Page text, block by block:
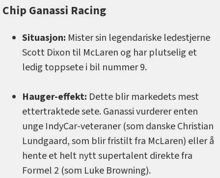
Chip Ganassi Racing
Situasjon: Mister sin legendariske ledestjerne
Scott Dixon til McLaren og har plutselig et
ledig toppsete i bil nummer 9.
Hauger-effekt: Dette blir markedets mest
ettertraktede sete. Ganassi vurderer enten
unge IndyCar-veteraner (som danske Christian
Lundgaard, som blir fristilt fra McLaren) eller å
hente et helt nytt supertalent direkte fra
Formel 2 (som Luke Browning).